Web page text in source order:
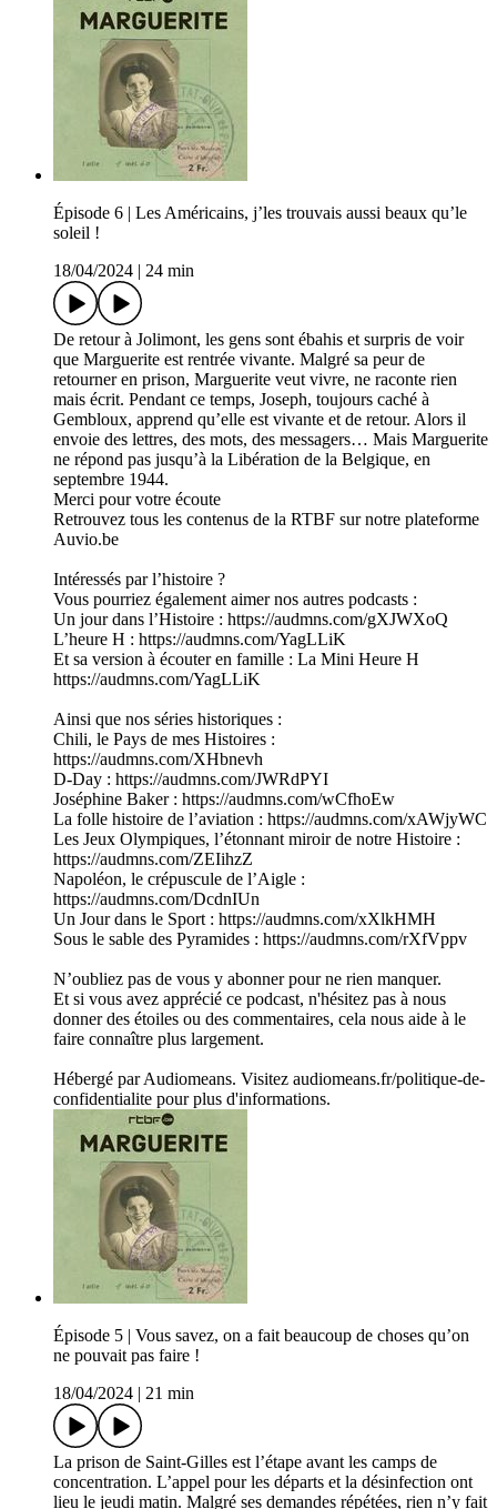
Épisode 6 | Les Américains, j’les trouvais aussi beaux qu’le
soleil !
18/04/2024
24 min
De retour à Jolimont, les gens sont ébahis et surpris de voir
que Marguerite est rentrée vivante. Malgré sa peur de
retourner en prison, Marguerite veut vivre, ne raconte rien
mais écrit. Pendant ce temps, Joseph, toujours caché à
Gembloux, apprend qu’elle est vivante et de retour. Alors il
envoie des lettres, des mots, des messagers… Mais Marguerite
ne répond pas jusqu’à la Libération de la Belgique, en
septembre 1944.
Merci pour votre écoute
Retrouvez tous les contenus de la RTBF sur notre plateforme
Auvio.be
Intéressés par l’histoire ?
Vous pourriez également aimer nos autres podcasts :
Un jour dans l’Histoire : https://audmns.com/gXJWXoQ
L’heure H : https://audmns.com/YagLLiK
Et sa version à écouter en famille : La Mini Heure H
https://audmns.com/YagLLiK
Ainsi que nos séries historiques :
Chili, le Pays de mes Histoires :
https://audmns.com/XHbnevh
D-Day : https://audmns.com/JWRdPYI
Joséphine Baker : https://audmns.com/wCfhoEw
La folle histoire de l’aviation : https://audmns.com/xAWjyWC
Les Jeux Olympiques, l’étonnant miroir de notre Histoire :
https://audmns.com/ZEIihzZ
Napoléon, le crépuscule de l’Aigle :
https://audmns.com/DcdnIUn
Un Jour dans le Sport : https://audmns.com/xXlkHMH
Sous le sable des Pyramides : https://audmns.com/rXfVppv
N’oubliez pas de vous y abonner pour ne rien manquer.
Et si vous avez apprécié ce podcast, n'hésitez pas à nous
donner des étoiles ou des commentaires, cela nous aide à le
faire connaître plus largement.
Hébergé par Audiomeans. Visitez audiomeans.fr/politique-de-
confidentialite pour plus d'informations.
Épisode 5 | Vous savez, on a fait beaucoup de choses qu’on
ne pouvait pas faire !
18/04/2024
21 min
La prison de Saint-Gilles est l’étape avant les camps de
concentration. L’appel pour les départs et la désinfection ont
lieu le jeudi matin. Malgré ses demandes répétées, rien n’y fait